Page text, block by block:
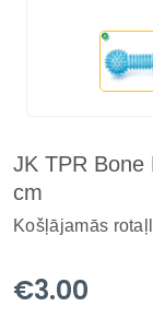
JK TPR Bone
cm
Košļājamās
€3.00